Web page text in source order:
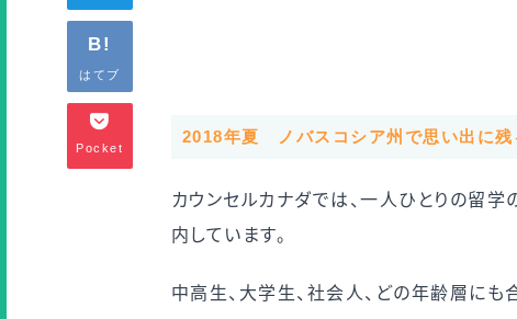
B!
はてブ
Pocket
2018年夏 ノバスコシア州で思い出に残
カウンセルカナダでは、一人ひとりの留
内しています。
中高生、大学生、社会人、どの年齢層にも